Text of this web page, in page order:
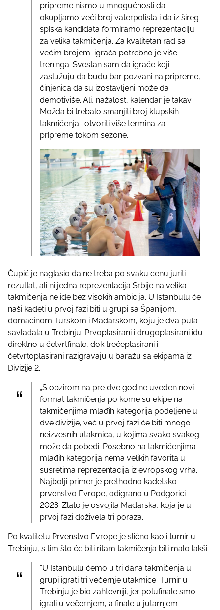
pripreme nismo u mnogućnosti da
okupljamo veći broj vaterpolista i da iz šireg
spiska kandidata formiramo reprezentaciju
za velika takmičenja. Za kvalitetan rad sa
većim brojem igrača potrebno je više
treninga. Svestan sam da igrače koji
zaslužuju da budu bar pozvani na pripreme,
činjenica da su izostavljeni može da
demotiviše. Ali, nažalost, kalendar je takav.
Možda bi trebalo smanjiti broj klupskih
takmičenja i otvoriti više termina za
pripreme tokom sezone.
Čupić je naglasio da ne treba po svaku cenu juriti
rezultat, ali ni jedna reprezentacija Srbije na velika
takmičenja ne ide bez visokih ambicija. U Istanbulu će
naši kadeti u prvoj fazi biti u grupi sa Španijom,
domaćinom Turskom i Mađarskom, koju je dva puta
savladala u Trebinju. Prvoplasirani i drugoplasirani idu
direktno u četvrtfinale, dok trećeplasirani i
četvrtoplasirani razigravaju u baražu sa ekipama iz
Divizije 2.
„S obzirom na pre dve godine uveden novi
format takmičenja po kome su ekipe na
takmičenjima mlađih kategorija podeljene u
dve divizije, već u prvoj fazi će biti mnogo
neizvesnih utakmica, u kojima svako svakog
može da pobedi. Posebno na takmičenjima
mlađih kategorija nema velikih favorita u
susretima reprezentacija iz evropskog vrha.
Najbolji primer je prethodno kadetsko
prvenstvo Evrope, odigrano u Podgorici
2023. Zlato je osvojila Mađarska, koja je u
prvoj fazi doživela tri poraza.
Po kvalitetu Prvenstvo Evrope je slično kao i turnir u
Trebinju, s tim što će biti ritam takmičenja biti malo lakši.
“U Istanbulu ćemo u tri dana takmičenja u
grupi igrati tri večernje utakmice. Turnir u
Trebinju je bio zahtevniji, jer polufinale smo
igrali u večernjem, a finale u jutarnjem